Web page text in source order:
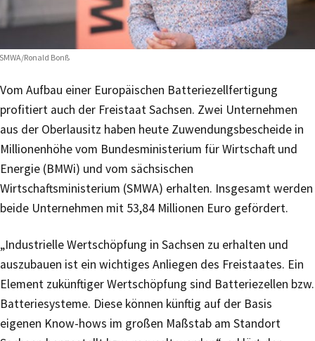
Ronald Bonß
Vom Aufbau einer Europäischen Batteriezellfertigung
profitiert auch der Freistaat Sachsen. Zwei Unternehmen
aus der Oberlausitz haben heute Zuwendungsbescheide in
Millionenhöhe vom Bundesministerium für Wirtschaft und
Energie (BMWi) und vom sächsischen
Wirtschaftsministerium (SMWA) erhalten. Insgesamt werden
beide Unternehmen mit 53,84 Millionen Euro gefördert.
„Industrielle Wertschöpfung in Sachsen zu erhalten und
auszubauen ist ein wichtiges Anliegen des Freistaates. Ein
Element zukünftiger Wertschöpfung sind Batteriezellen bzw.
Batteriesysteme. Diese können künftig auf der Basis
eigenen Know-hows im großen Maßstab am Standort